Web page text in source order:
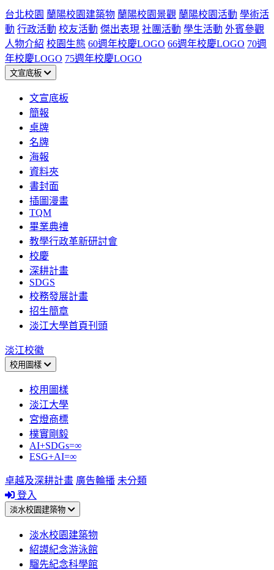
台北校園 蘭陽校園建築物 蘭陽校園景觀 蘭陽校園活動 學術活
動 行政活動 校友活動 傑出表現 社團活動 學生活動 外賓參觀
人物介紹 校園生態 60週年校慶LOGO 66週年校慶LOGO 70週
年校慶LOGO 75週年校慶LOGO
文宣底板
文宣底板
簡報
桌牌
名牌
海報
資料夾
書封面
插圖漫畫
TQM
畢業典禮
教學行政革新研討會
校慶
深耕計畫
SDGS
校務發展計畫
招生簡章
淡江大學首頁刊頭
淡江校徽
校用圖樣
校用圖樣
淡江大學
宮燈商標
樸實剛毅
AI+SDGs=∞
ESG+AI=∞
卓越及深耕計畫 廣告輪播 未分類
登入
淡水校園建築物
淡水校園建築物
紹謨紀念游泳館
騮先紀念科學館